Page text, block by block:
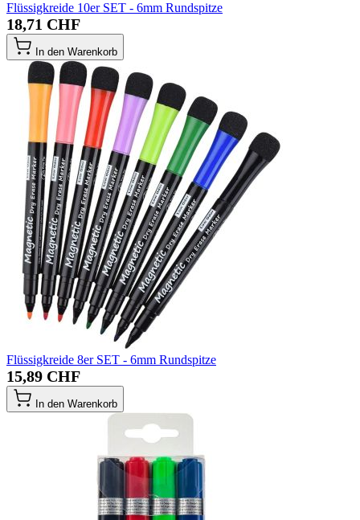
Flüssigkreide 10er SET - 6mm Rundspitze
18,71 CHF
In den Warenkorb
Flüssigkreide 8er SET - 6mm Rundspitze
15,89 CHF
In den Warenkorb